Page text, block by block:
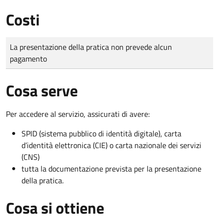
Costi
Tipo di pagamento
Importo
La presentazione della pratica non prevede alcun
pagamento
Cosa serve
Per accedere al servizio, assicurati di avere:
SPID (sistema pubblico di identità digitale), carta
d’identità elettronica (CIE) o carta nazionale dei servizi
(CNS)
tutta la documentazione prevista per la presentazione
della pratica.
Cosa si ottiene